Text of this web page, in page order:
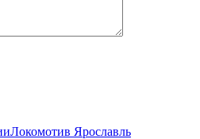
Локомотив Ярославль